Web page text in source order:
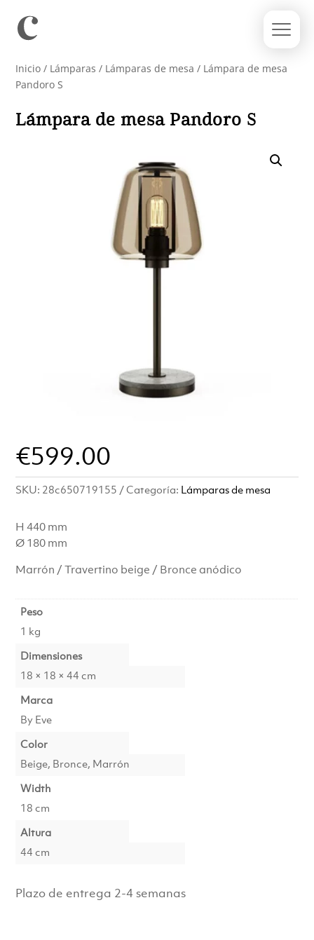
Inicio / Lámparas / Lámparas de mesa / Lámpara de mesa
Pandoro S
Lámpara de mesa Pandoro S
€599.00
SKU: 28c650719155 Categoría: Lámparas de mesa
H 440 mm
Ø 180 mm
Marrón / Travertino beige / Bronce anódico
Peso
1 kg
Dimensiones
18 × 18 × 44 cm
Marca
By Eve
Color
Beige, Bronce, Marrón
Width
18 cm
Altura
44 cm
Plazo de entrega 2-4 semanas